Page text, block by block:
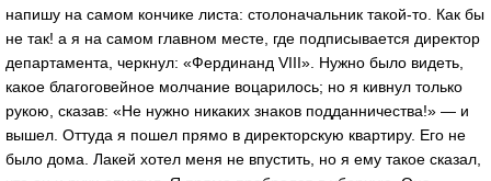
напишу на самом кончике листа: столоначальник такой-то. Как бы
не так! а я на самом главном месте, где подписывается директор
департамента, черкнул: «Фердинанд VIII». Нужно было видеть,
какое благоговейное молчание воцарилось; но я кивнул только
рукою, сказав: «Не нужно никаких знаков подданничества!» — и
вышел. Оттуда я пошел прямо в директорскую квартиру. Его не
было дома. Лакей хотел меня не впустить, но я ему такое сказал,